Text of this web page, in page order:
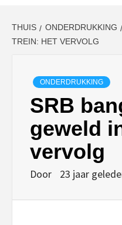
THUIS ONDERDRUKKING
TREIN: HET VERVOLG
ONDERDRUKKING
SRB
geweld
vervolg
Door 23 jaar